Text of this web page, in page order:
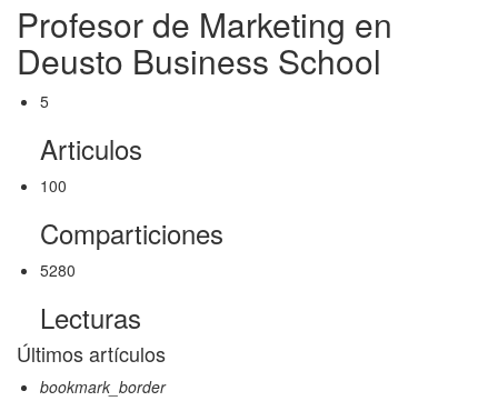
Profesor de Marketing en
Deusto Business School
5
Articulos
100
Comparticiones
5280
Lecturas
Últimos artículos
bookmark_border